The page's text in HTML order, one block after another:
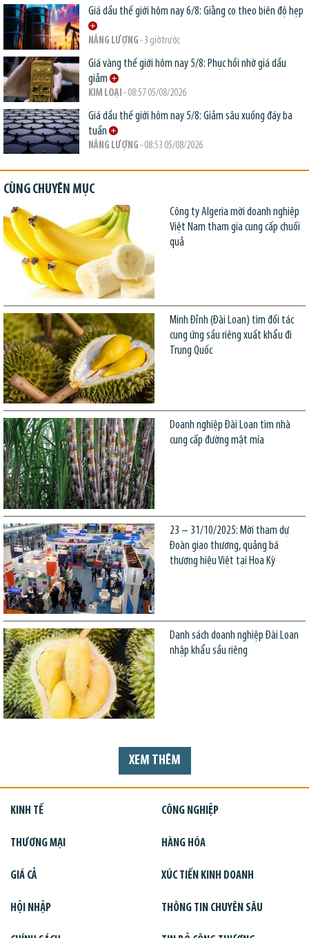
Giá dầu thế giới hôm nay 6/8: Giằng co theo biên độ hẹp
NĂNG LƯỢNG - 3 giờ trước
Giá vàng thế giới hôm nay 5/8: Phục hồi nhờ giá dầu
giảm
KIM LOẠI - 08:57 05/08/2026
Giá dầu thế giới hôm nay 5/8: Giảm sâu xuống đáy ba
tuần
NĂNG LƯỢNG - 08:53 05/08/2026
CÙNG CHUYÊN MỤC
Công ty Algeria mời doanh nghiệp
Việt Nam tham gia cung cấp chuối
quả
Minh Đỉnh (Đài Loan) tìm đối tác
cung ứng sầu riêng xuất khẩu đi
Trung Quốc
Doanh nghiệp Đài Loan tìm nhà
cung cấp đường mật mía
23 – 31/10/2025: Mời tham dự
Đoàn giao thương, quảng bá
thương hiệu Việt tại Hoa Kỳ
Danh sách doanh nghiệp Đài Loan
nhập khẩu sầu riêng
XEM THÊM
KINH TẾ CÔNG NGHIỆP
THƯƠNG MẠI HÀNG HÓA
GIÁ CẢ XÚC TIẾN KINH DOANH
HỘI NHẬP THÔNG TIN CHUYÊN SÂU